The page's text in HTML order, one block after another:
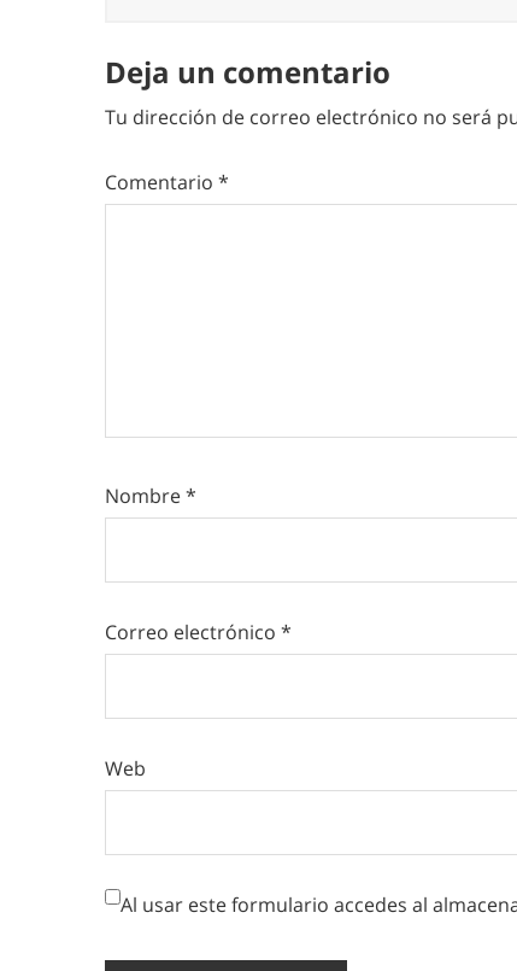
Deja un comentario
Tu dirección de correo electrónico no será
Comentario *
Nombre*
Correo electrónico *
Web
Al usar este formulario accedes al